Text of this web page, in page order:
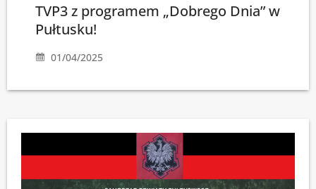
TVP3 z programem „Dobrego Dnia” w
Pułtusku!
01/04/2025